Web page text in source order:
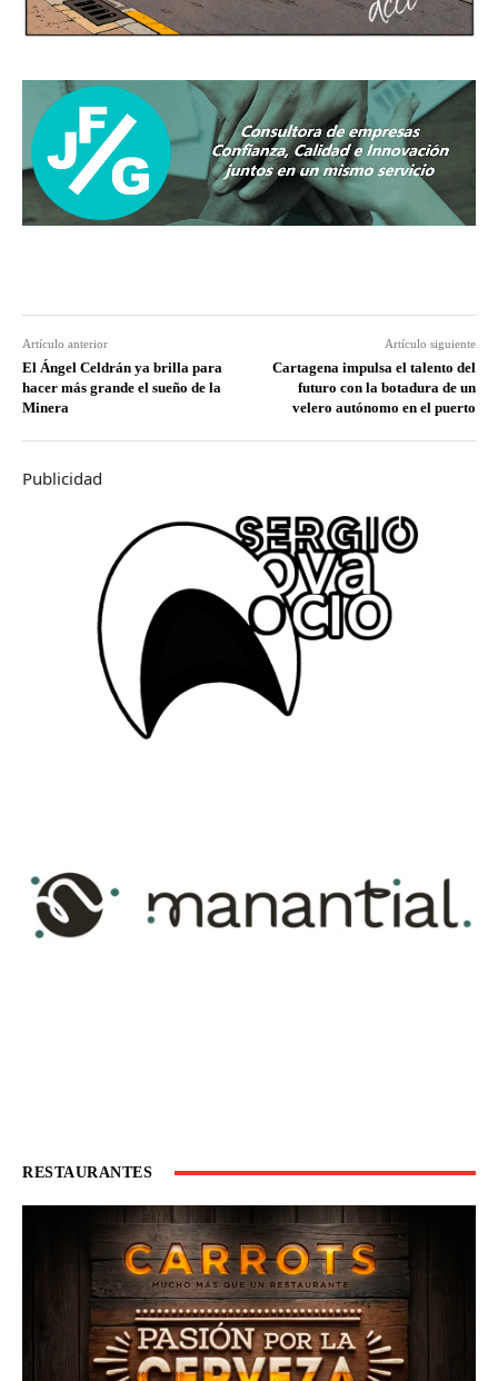
Artículo anterior
El Ángel Celdrán ya brilla para
hacer más grande el sueño de la
Minera
Artículo siguiente
Cartagena impulsa el talento del
futuro con la botadura de un
velero autónomo en el puerto
Publicidad
RESTAURANTES